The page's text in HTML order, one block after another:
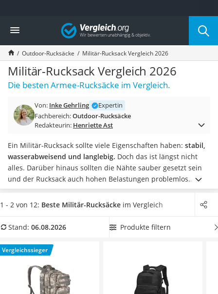
Die beliebtesten Vergleiche nach Kategorie
Freizeit & Sport
Gartentrampolin
Trampolin
Metalldetektor
Eufab-Fahrradträger
Trampolin 366 cm
Aluminium-Koffer
Futterboot
E-Bike-Dreirad
Trekkingschuhe Herren
Reisetasche mit Rollen
Klimmzugstation
Koffer
Nachtsichtgerät
Handgepäck-Koffer
Wanderschuhe Herren
Sicherheitsweste Reiten
Vergleich
Outdoor-Rucksäcke Militär-Rucksack Vergleich 2026
Militär-Rucksack Vergleich 2026
Die besten Armee-Rucksäcke im Vergleich.
Von: Inke Gehrling
Expertin
Fachbereich:Outdoor-Rucksäcke
Redakteurin: Henriette Ast
Ein Militär-Rucksack sollte viele Eigenschaften haben: stabil,
wasserabweisend und langlebig. Doch das ist längst nicht
alles. Darüber hinaus sollten die Nähte sauber gesetzt sein
und der Rucksack auch hohen Belastungen problemlos
standhalten. Wählen Sie jetzt ein Modell aus unserer Test-
bzw. Vergleichstabelle, das zudem über diverse
empfehlenswert halten wir außerdem die Ausstattung mit
zusätzlichen Taschen und Gegenständen bestücken.
Überzeugt hat uns hier im August 2026 besonders das
ModellMil-Tec US Assault Pack Backpack * mit seinen
Eigenschaften.
1 - 2 von 12: Beste Militär-Rucksäcke im Vergleich
Stand: 06.08.2026 Produkte filtern
Vergleichssieger